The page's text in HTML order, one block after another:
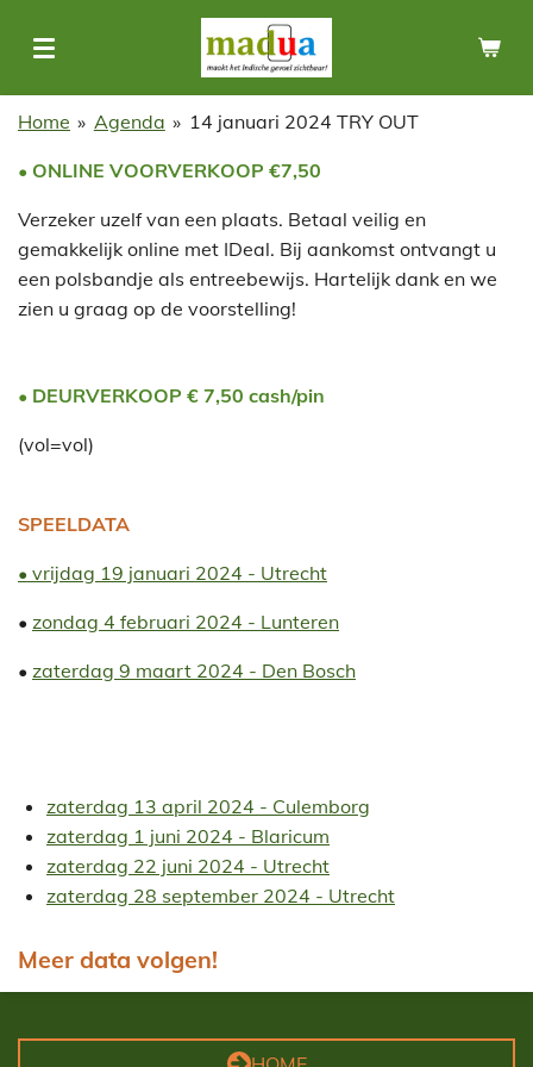
direct
de
Home » Agenda » 14 januari 2024 TRY OUT
• ONLINE VOORVERKOOP €7,50
Verzeker uzelf van een plaats. Betaal veilig en
gemakkelijk online met IDeal. Bij aankomst ontvangt u
een polsbandje als entreebewijs. Hartelijk dank en we
zien u graag op de voorstelling!
• DEURVERKOOP € 7,50 cash/pin
(vol=vol)
SPEELDATA
• vrijdag 19 januari 2024 - Utrecht
• zondag 4 februari 2024 - Lunteren
• zaterdag 9 maart 2024 - Den Bosch
zaterdag 13 april 2024 - Culemborg
zaterdag 1 juni 2024 - Blaricum
zaterdag 22 juni 2024 - Utrecht
zaterdag 28 september 2024 - Utrecht
Meer data volgen!